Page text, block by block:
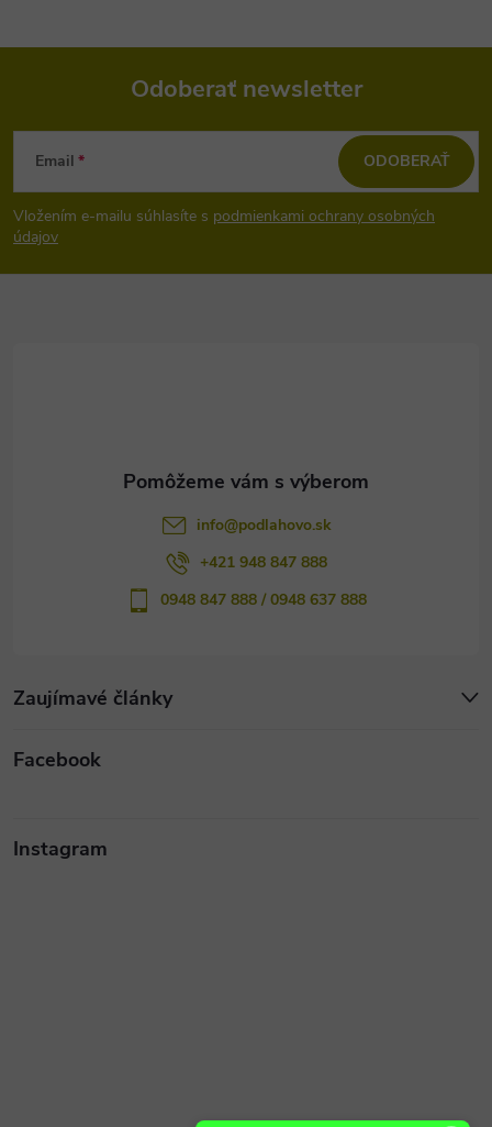
Z
á
p
Odoberať newsletter
Email
Vložením e-mailu súhlasíte s podmienkami ochrany osobných
údajov
ODOBERAŤ
Zaujímavé články
info@podlahovo.sk
+421 948 847 888
0948 847 888 / 0948 637 888
Facebook
Instagram